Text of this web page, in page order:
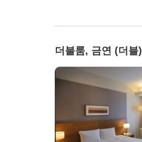
더블룸, 금연 (더블)